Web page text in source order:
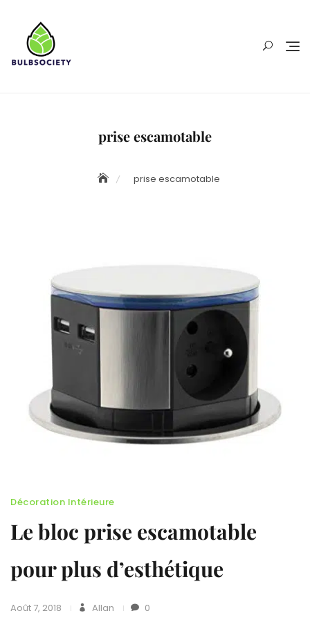
content
prise escamotable
prise escamotable
Décoration Intérieure
Le bloc prise escamotable
pour plus d’esthétique
Août 7, 2018 Allan 0